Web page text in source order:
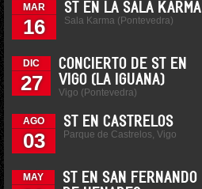
MAR
16
ST EN LA SALA KARMA
Sala Karma (Pontevedra)
DIC
27
CONCIERTO DE ST EN
VIGO (LA IGUANA)
Vigo (Pontevedra)
AGO
03
ST EN CASTRELOS
Parque de Castrelos, Vigo
MAY
ST EN SAN FERNANDO